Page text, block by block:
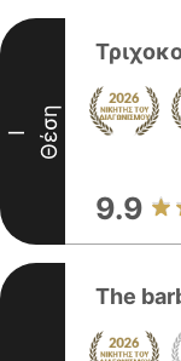
I Θέση
9.9
The